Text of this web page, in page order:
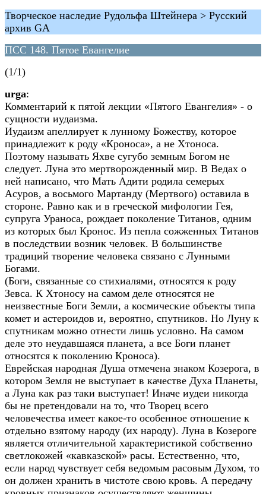
Творческое наследие Рудольфа Штейнера > Русский
архив GA
ПСС 148. Пятое Евангелие
(1/1)
urga:
Комментарий к пятой лекции «Пятого Евангелия» - о
сущности иудаизма.
Иудаизм апеллирует к лунному Божеству, которое
принадлежит к роду «Кроноса», а не Хтоноса.
Поэтому называть Яхве сугубо земным Богом не
следует. Луна это мертворожденный мир. В Ведах о
ней написано, что Мать Адити родила семерых
Асуров, а восьмого Мартанду (Мертвого) оставила в
стороне. Равно как и в греческой мифологии Гея,
супруга Ураноса, рождает поколение Титанов, одним
из которых был Кронос. Из пепла сожженных Титанов
в последствии возник человек. В большинстве
традиций творение человека связано с Лунными
Богами.
(Боги, связанные со стихиалями, относятся к роду
Зевса. К Хтоносу на самом деле относятся не
неизвестные Боги Земли, а космические объекты типа
комет и астероидов и, вероятно, спутников. Но Луну к
спутникам можно отнести лишь условно. На самом
деле это неудавшаяся планета, а все Боги планет
относятся к поколению Кроноса).
Еврейская народная Душа отмечена знаком Козерога, в
котором Земля не выступает в качестве Духа Планеты,
а Луна как раз таки выступает! Иначе иудеи никогда
бы не претендовали на то, что Творец всего
человечества имеет какое-то особенное отношение к
отдельно взятому народу (их народу). Луна в Козероге
является отличительной характеристикой собственно
светлокожей «кавказской» расы. Естественно, что,
если народ чувствует себя ведомым расовым Духом, то
он должен хранить в чистоте свою кровь. А передачу